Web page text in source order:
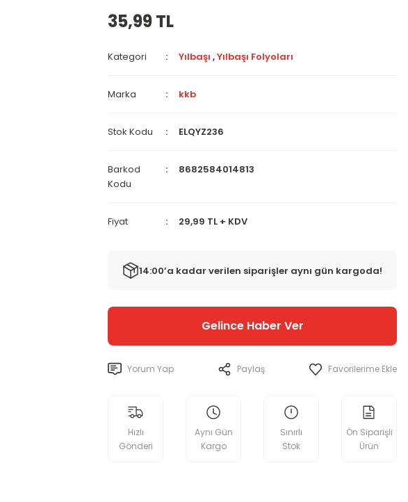
35,99 TL
Kategori Yılbaşı ,Yılbaşı Folyoları
Marka kkb
Stok Kodu ELQYZ236
Barkod
Kodu
8682584014813
Fiyat 29,99 TL + KDV
14:00’a kadar verilen siparişler aynı gün kargoda!
Gelince Haber Ver
Yorum Yap Paylaş
Hızlı
Gönderi
Aynı Gün
Kargo
Sınırlı
Stok
Ön Siparişli
Ürün